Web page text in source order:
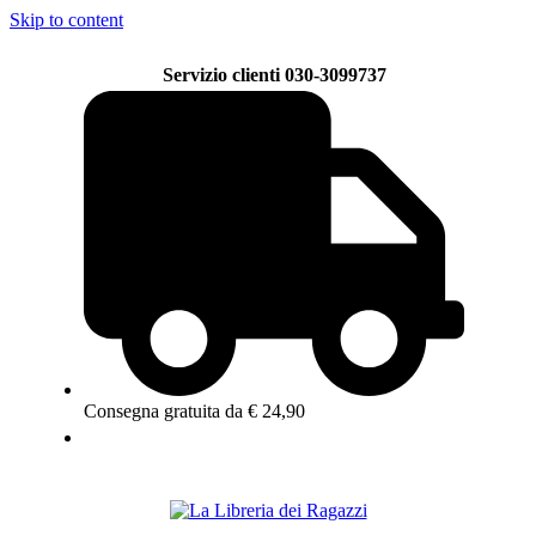
Skip to content
Servizio clienti 030-3099737
Consegna gratuita da € 24,90